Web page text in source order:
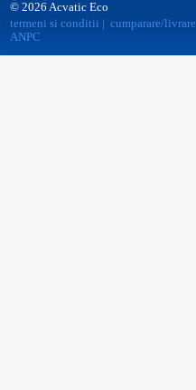
© 2026 Acvatic Eco
termeni si conditii
cumparare/livrare
ANPC